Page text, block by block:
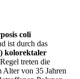
coli
ist durch das
kolorektaler
treten die
Alter von 35 Jahren